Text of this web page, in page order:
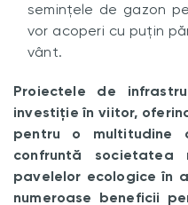
semințele de gazon
vor acoperi cu puțin
vânt.
Proiectele de
investiție în viitor,
pentru o multitudine
confruntă societatea
pavelelor ecologice în
numeroase beneficii